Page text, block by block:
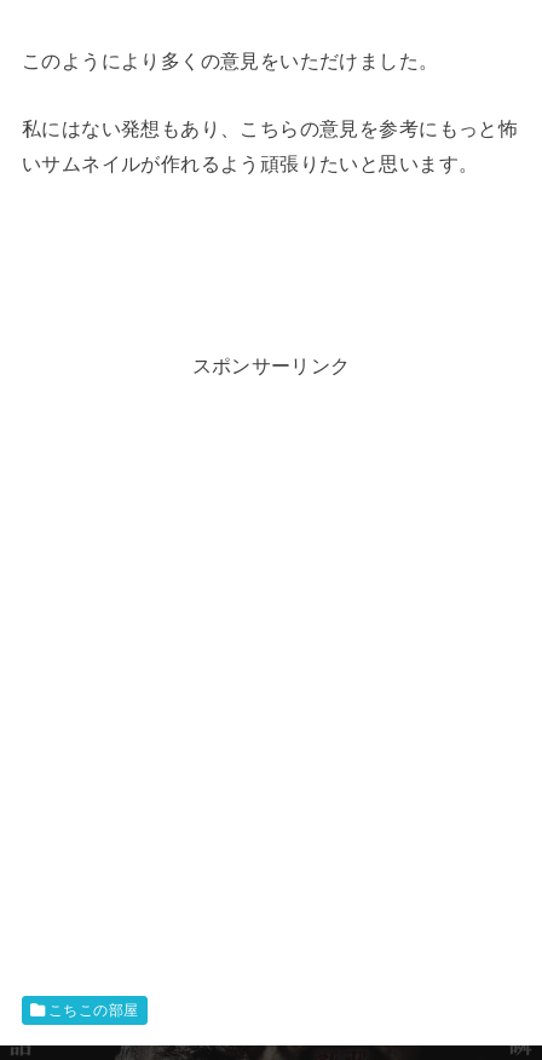
このようにより多くの意見をいただけました。
私にはない発想もあり、こちらの意見を参考にもっと怖
いサムネイルが作れるよう頑張りたいと思います。
スポンサーリンク
こちこの部屋